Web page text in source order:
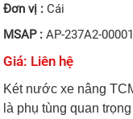
Đơn vị :Cái
MSAP :AP-237A2-
Giá: Liên hệ
Két nước xe nâng
là phụ tùng quan